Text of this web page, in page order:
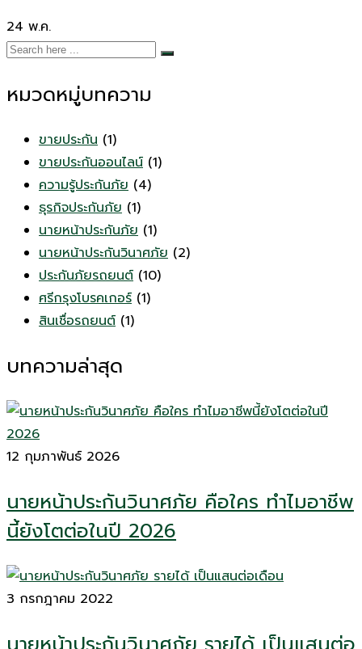
24 พ.ค.
หมวดหมู่บทความ
ขายประกัน (1)
ขายประกันออนไลน์ (1)
ความรู้ประกันภัย (4)
ธุรกิจประกันภัย (1)
นายหน้าประกันภัย (1)
นายหน้าประกันวินาศภัย (2)
ประกันภัยรถยนต์ (10)
ศรีกรุงโบรคเกอร์ (1)
สินเชื่อรถยนต์ (1)
บทความล่าสุด
12 กุมภาพันธ์ 2026
นายหน้าประกันวินาศภัย คือใคร ทำไมอาชีพ
นี้ยังโตต่อในปี 2026
3 กรกฎาคม 2022